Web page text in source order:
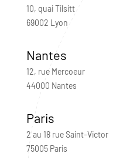
10, quai Tilsitt
69002 Lyon
Nantes
12, rue Mercoeur
44000 Nantes
Paris
2 au 18 rue Saint-Victor
75005 Paris